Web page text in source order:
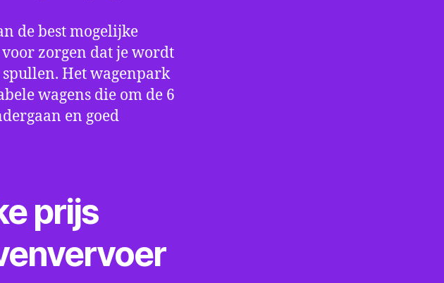
de best mogelijke
voor zorgen dat je wordt
Het wagenpark
wagens die om de 6
en goed
prijs